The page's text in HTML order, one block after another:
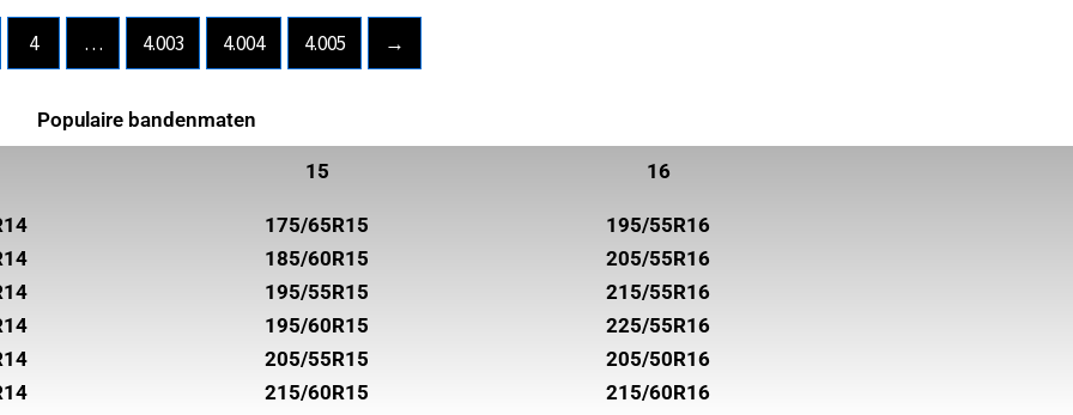
4 … 4.003 4.004 4.005 →
Populaire bandenmaten
15
175/65R15
185/60R15
195/55R15
195/60R15
205/55R15
215/60R15
16
195/55R16
205/55R16
215/55R16
225/55R16
205/50R16
215/60R16